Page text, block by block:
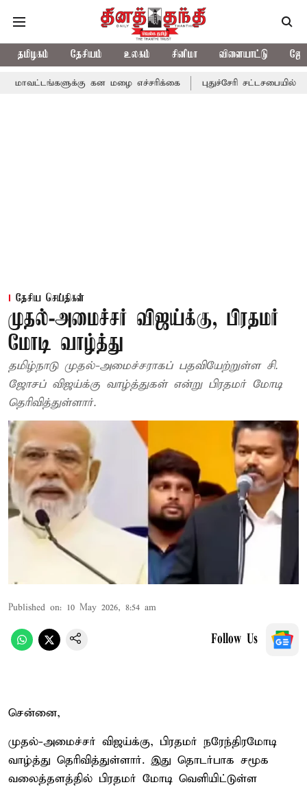
தமிழகம் தேசியம் உலகம் சினிமா விளையாட்டு
கன மழை எச்சரிக்கை புதுச்சேரி சட்டசபையில் வரும் 24ம்
தேசிய செய்திகள்
முதல்-அமைச்சர் விஜய்க்கு, பிரதமர்
மோடி வாழ்த்து
தமிழ்நாடு முதல்-அமைச்சராகப் பதவியேற்றுள்ள சி.
ஜோசப் விஜய்க்கு வாழ்த்துகள் என்று பிரதமர் மோடி
தெரிவித்துள்ளார்.
Published on: 10 May 2026, 8:54 am
Follow Us
சென்னை,
முதல்-அமைச்சர் விஜய்க்கு, பிரதமர் நரேந்திரமோடி
வாழ்த்து தெரிவித்துள்ளார். இது தொடர்பாக சமூக
வலைத்தளத்தில் பிரதமர் மோடி வெளியிட்டுள்ள